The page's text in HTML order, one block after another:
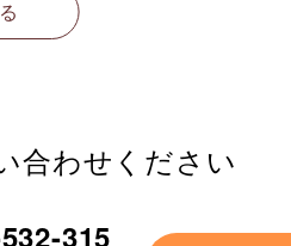
合わせください
315